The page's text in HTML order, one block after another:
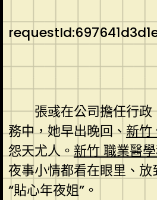
張彧在公司擔任行政
務中，她早出晚回、新竹
怨天尤人。新竹 職業醫
夜事小情都看在眼里、
“貼心年夜姐”。